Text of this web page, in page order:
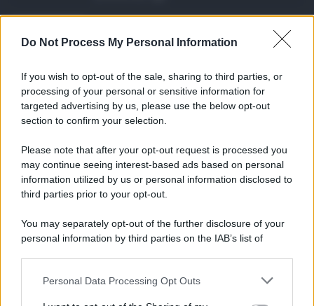
Do Not Process My Personal Information
If you wish to opt-out of the sale, sharing to third parties, or
processing of your personal or sensitive information for
targeted advertising by us, please use the below opt-out
section to confirm your selection.
Please note that after your opt-out request is processed you
may continue seeing interest-based ads based on personal
information utilized by us or personal information disclosed to
third parties prior to your opt-out.
You may separately opt-out of the further disclosure of your
personal information by third parties on the IAB’s list of
This information may also be disclosed by us to third parties
Personal Data Processing Opt Outs
La Sicilia si conferma anche nell’estate
CATEGORIE
Ambiente1.404
Attualità6.108
Consumo1.930
Lavoro2.139